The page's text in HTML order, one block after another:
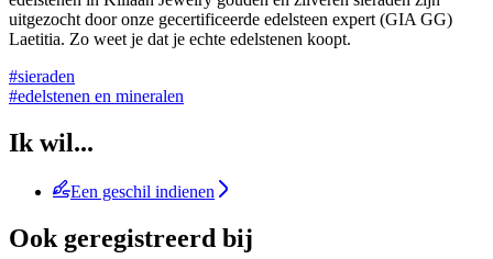
uitgezocht door onze gecertificeerde edelsteen expert (GIA GG)
Laetitia. Zo weet je dat je echte edelstenen koopt.
#sieraden
#edelstenen en mineralen
Ik wil...
Een geschil indienen
Ook geregistreerd bij